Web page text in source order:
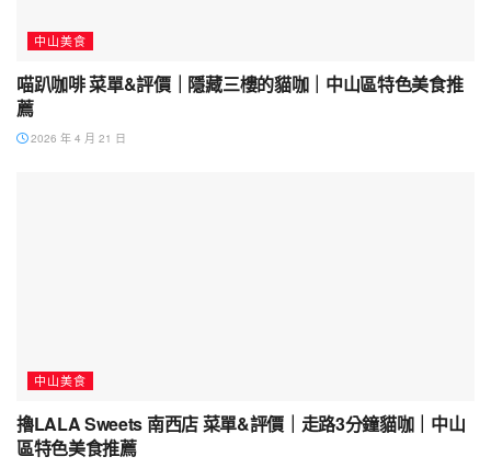
中山美食
喵趴咖啡 菜單&評價｜隱藏三樓的貓咖｜中山區特色美食推
薦
2026 年 4 月 21 日
中山美食
擼LALA Sweets 南西店 菜單&評價｜走路3分鐘貓咖｜中山
區特色美食推薦